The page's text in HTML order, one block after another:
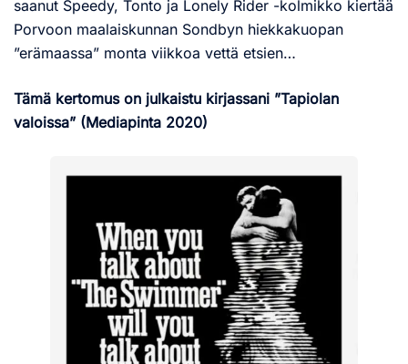
saanut Speedy, Tonto ja Lonely Rider -kolmikko kiertää
Porvoon maalaiskunnan Sondbyn hiekkakuopan
”erämaassa” monta viikkoa vettä etsien…
Tämä kertomus on julkaistu kirjassani ”Tapiolan
valoissa” (Mediapinta 2020)